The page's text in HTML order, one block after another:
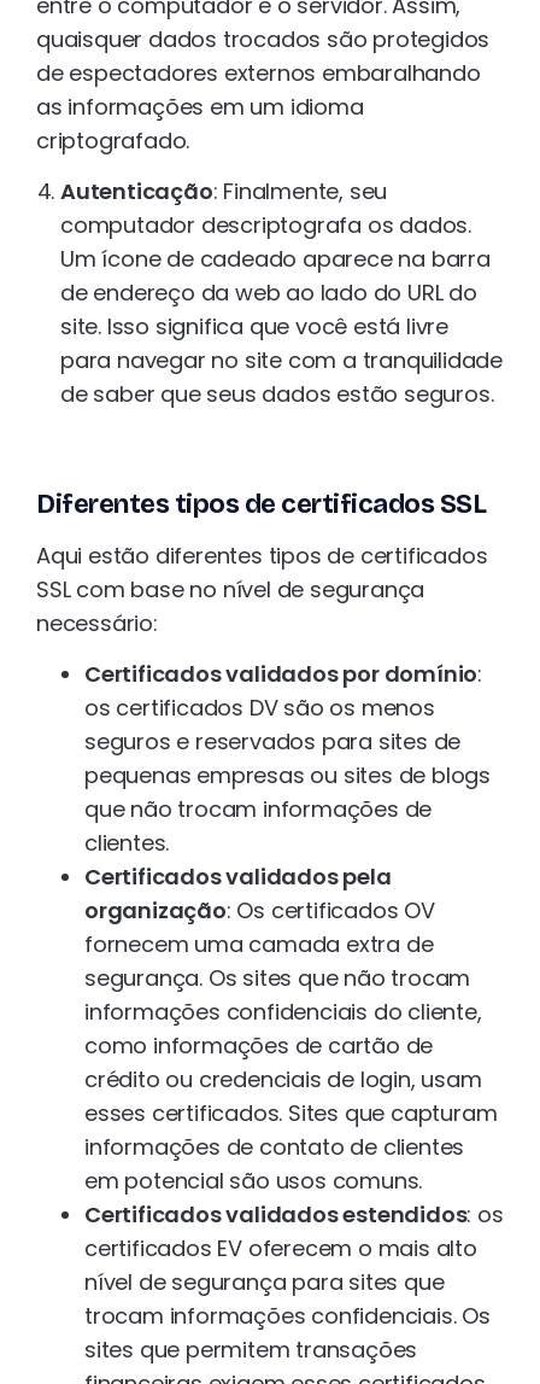
quaisquer dados trocados são protegidos
de espectadores externos embaralhando
as informações em um idioma
criptografado.
Autenticação: Finalmente, seu
computador descriptografa os dados.
Um ícone de cadeado aparece na barra
de endereço da web ao lado do URL do
site. Isso significa que você está livre
para navegar no site com a tranquilidade
de saber que seus dados estão seguros.
Diferentes tipos de certificados SSL
Aqui estão diferentes tipos de certificados
SSL com base no nível de segurança
necessário:
Certificados validados por domínio:
os certificados DV são os menos
seguros e reservados para sites de
pequenas empresas ou sites de blogs
que não trocam informações de
clientes.
Certificados validados pela
organização: Os certificados OV
fornecem uma camada extra de
segurança. Os sites que não trocam
informações confidenciais do cliente,
como informações de cartão de
crédito ou credenciais de login, usam
esses certificados. Sites que capturam
informações de contato de clientes
em potencial são usos comuns.
Certificados validados estendidos: os
certificados EV oferecem o mais alto
nível de segurança para sites que
trocam informações confidenciais. Os
sites que permitem transações